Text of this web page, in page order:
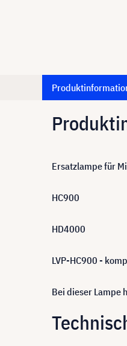
Ersatzlampe für
HC900
HD4000
LVP-HC900 -
Bei dieser Lampe